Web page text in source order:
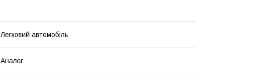
Легковий автомобіль
Аналог